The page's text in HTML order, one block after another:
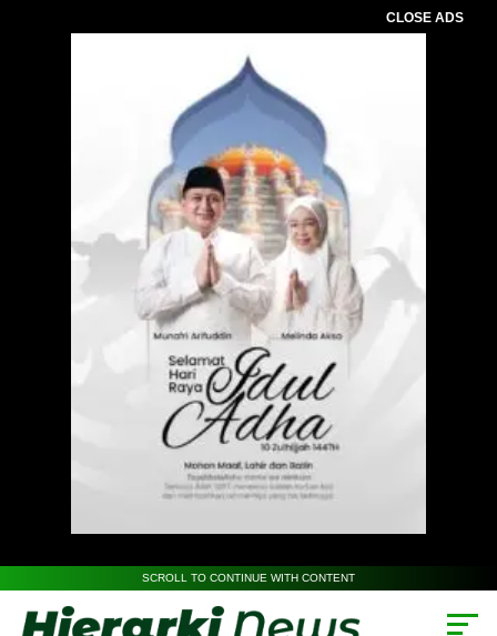
CLOSE ADS
SCROLL TO CONTINUE WITH CONTENT